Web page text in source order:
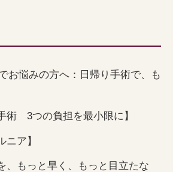
お悩みの方へ：日帰り手術で、も
術 3つの負担を最小限に】
ニア】
、もっと早く、もっと目立たな